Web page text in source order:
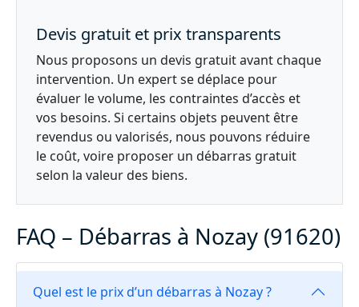
Devis gratuit et prix transparents
Nous proposons un devis gratuit avant chaque
intervention. Un expert se déplace pour
évaluer le volume, les contraintes d’accès et
vos besoins. Si certains objets peuvent être
revendus ou valorisés, nous pouvons réduire
le coût, voire proposer un débarras gratuit
selon la valeur des biens.
FAQ – Débarras à Nozay (91620)
Quel est le prix d’un débarras à Nozay ?